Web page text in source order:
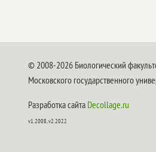
© 2008-2026 Биологический
Московского государственного
Разработка сайта Decollage.ru
v1.2008, v2.2022